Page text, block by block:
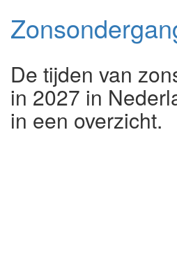
De tijden van
in 2027 in
in een overzicht.